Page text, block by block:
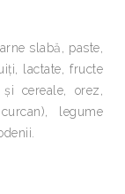
slabă, paste,
lactate, fructe
cereale, orez,
legume